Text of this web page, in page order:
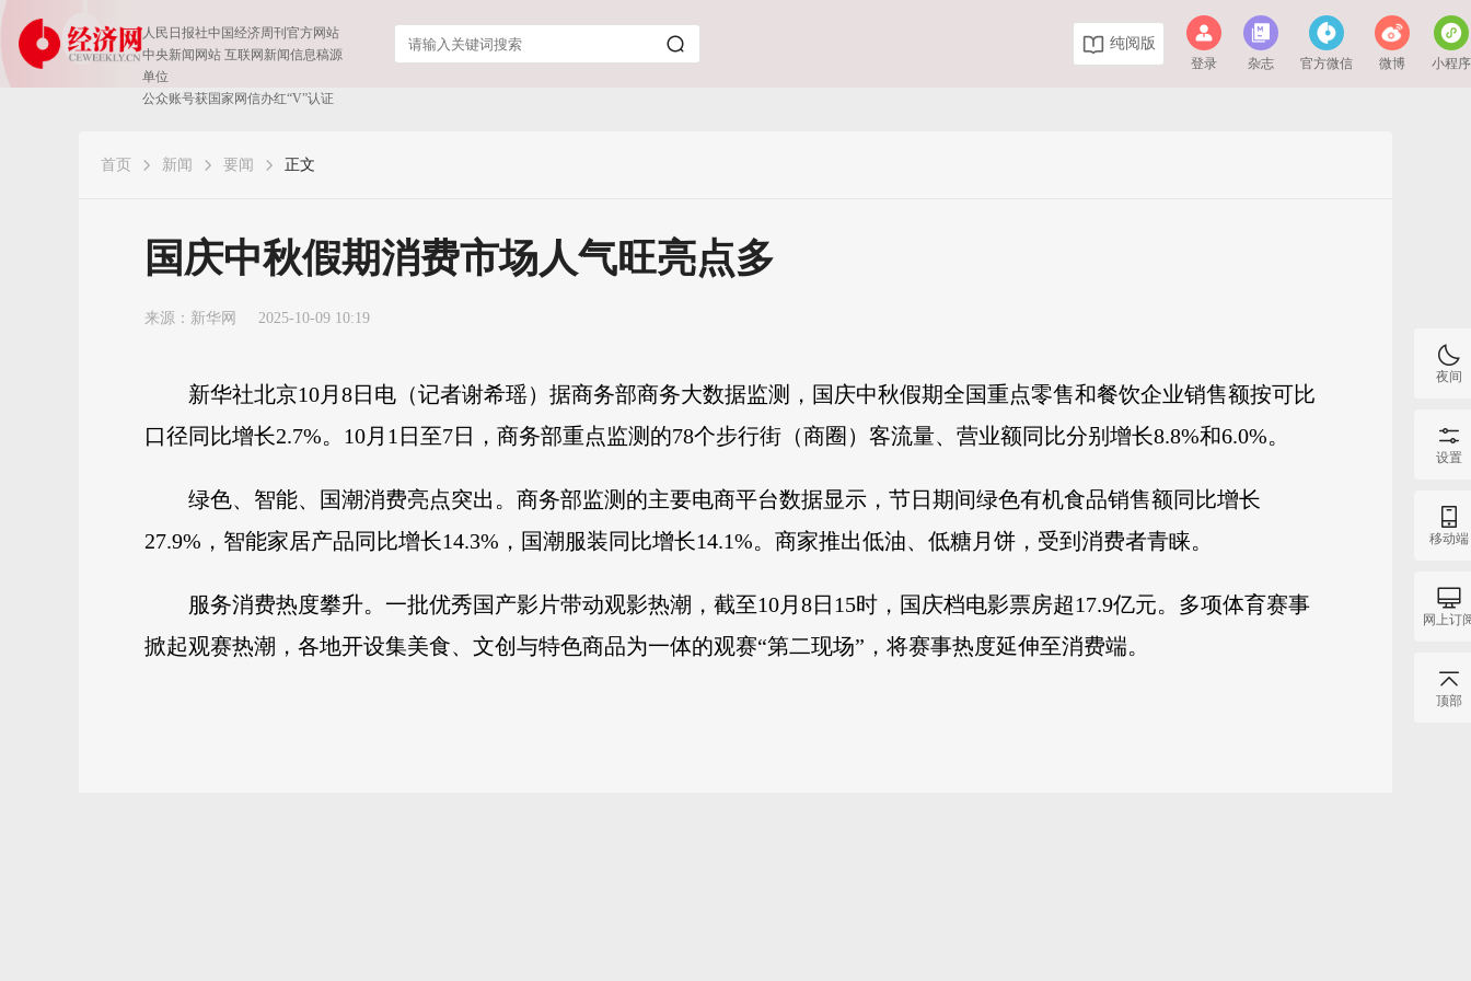
人民日报社中国经济周刊官方网站
中央新闻网站 互联网新闻信息稿源
单位
公众账号获国家网信办红“V”认证
纯阅版
登录 杂志 官方微信 微博 小程序
首页 新闻 要闻 正文
国庆中秋假期消费市场人气旺亮点多
来源： 新华网 2025-10-09 10:19
新华社北京10月8日电（记者谢希瑶）据商务部商务大数据监测，国庆中秋假期全国重点零售和餐饮企业销售额按可比
口径同比增长2.7%。10月1日至7日，商务部重点监测的78个步行街（商圈）客流量、营业额同比分别增长8.8%和6.0%。
绿色、智能、国潮消费亮点突出。商务部监测的主要电商平台数据显示，节日期间绿色有机食品销售额同比增长
27.9%，智能家居产品同比增长14.3%，国潮服装同比增长14.1%。商家推出低油、低糖月饼，受到消费者青睐。
服务消费热度攀升。一批优秀国产影片带动观影热潮，截至10月8日15时，国庆档电影票房超17.9亿元。多项体育赛事
掀起观赛热潮，各地开设集美食、文创与特色商品为一体的观赛“第二现场”，将赛事热度延伸至消费端。
夜间
设置
移动端
网上订
顶部